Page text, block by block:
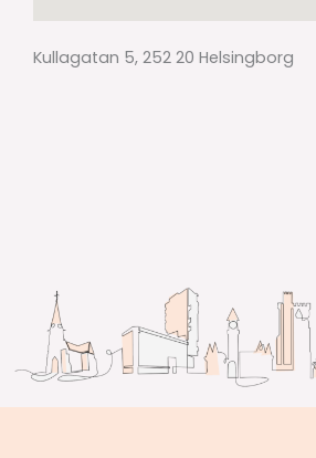
Kullagatan 5, 252 20 Helsingborg